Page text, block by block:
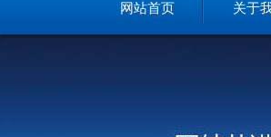
网站首页 关于